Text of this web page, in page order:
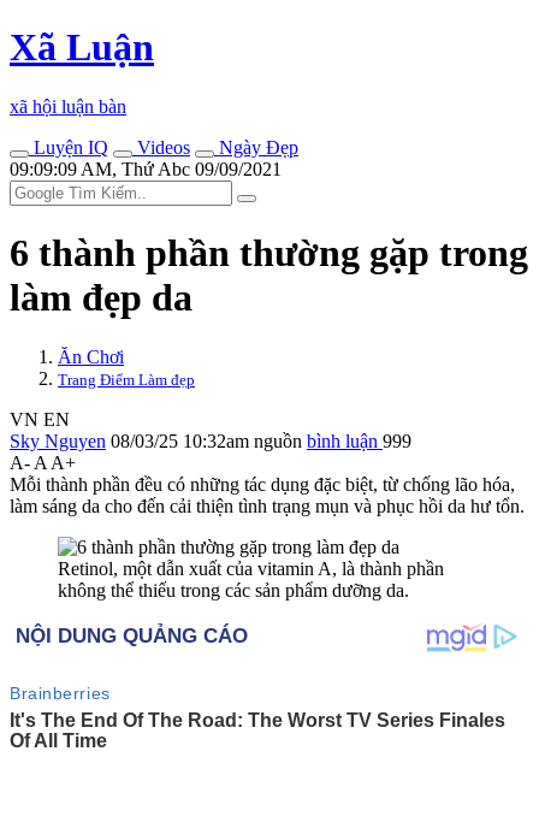
Xã Luận
xã hội luận bàn
Luyện IQ
Videos
Ngày Đẹp
09:09:09 AM, Thứ Abc 09/09/2021
6 thành phần thường gặp trong
làm đẹp da
Ăn Chơi
Trang Điểm Làm đẹp
VN EN
Sky Nguyen 08/03/25 10:32am nguồn bình luận 999
A- A A+
Mỗi thành phần đều có những tác dụng đặc biệt, từ chống lão hóa,
làm sáng da cho đến cải thiện tình trạng mụn và phục hồi da hư tổn.
Retinol, một dẫn xuất của vitamin A, là thành phần
không thể thiếu trong các sản phẩm dưỡng da.